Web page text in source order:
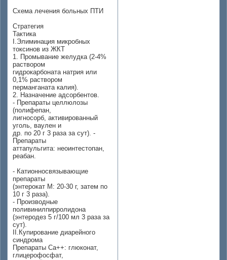
Схема лечения больных ПТИ
Стратегия
Тактика
I.Элиминация микробных
токсинов из ЖКТ
1. Промывание желудка (2-4%
раствором
гидрокарбоната натрия или
0,1% раствором
перманганата калия).
2. Назначение адсорбентов.
- Препараты целлюлозы
(полифепан,
лигносорб, активированный
уголь, ваулен и
др. по 20 г 3 раза за сут). -
Препараты
аттапульгита: неоинтестопан,
реабан.
- Катионносвязывающие
препараты
(энтерокат М: 20-30 г, затем по
10 г 3 раза).
- Производные
поливинилпирролидона
(энтеродез 5 г/100 мл 3 раза за
сут).
II.Купирование диарейного
синдрома
Препараты Са++: глюконат,
глицерофосфат,